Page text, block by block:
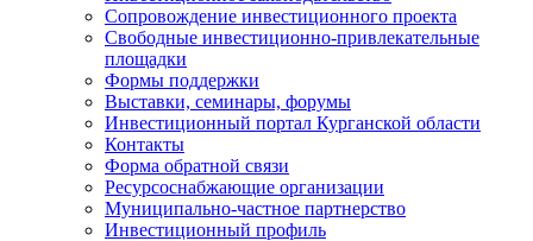
Сопровождение инвестиционного проекта
Свободные инвестиционно-привлекательные
площадки
Формы поддержки
Выставки, семинары, форумы
Инвестиционный портал Курганской области
Контакты
Форма обратной связи
Ресурсоснабжающие организации
Муниципально-частное партнерство
Инвестиционный профиль